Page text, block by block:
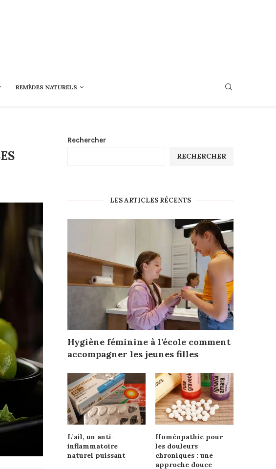
REMÈDES NATURELS
Rechercher
RECHERCHER
LES ARTICLES RÉCENTS
Hygiène féminine à l’école comment
accompagner les jeunes filles
L’ail, un anti-
inflammatoire
naturel puissant
Homéopathie pour
les douleurs
chroniques : une
approche douce